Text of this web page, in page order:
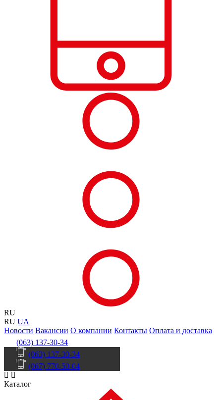
RU
RU UA
Новости Вакансии О компании Контакты Оплата и доставка
(063) 137-30-34
(063) 137-30-34
(067) 770-50-04
Каталог